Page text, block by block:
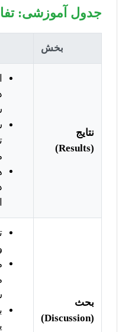
جدول آموزشی:
بخش
نتایج
(Results)
بحث
(Discussion)